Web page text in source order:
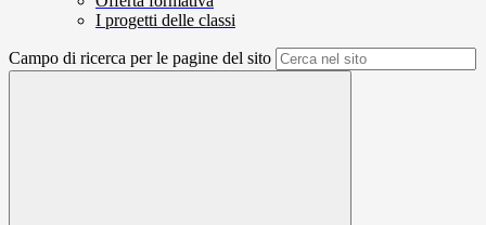
I progetti delle classi
Campo di ricerca per le pagine del sito